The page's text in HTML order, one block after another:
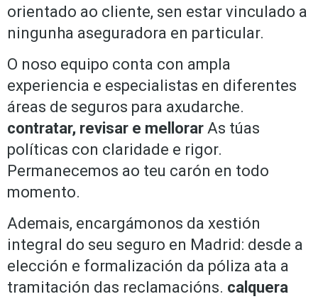
orientado ao cliente, sen estar vinculado a
ningunha aseguradora en particular.
O noso equipo conta con ampla
experiencia e especialistas en diferentes
áreas de seguros para axudarche.
contratar, revisar e mellorar As túas
políticas con claridade e rigor.
Permanecemos ao teu carón en todo
momento.
Ademais, encargámonos da xestión
integral do seu seguro en Madrid: desde a
elección e formalización da póliza ata a
tramitación das reclamacións. calquera